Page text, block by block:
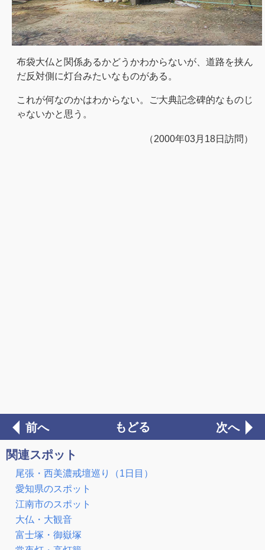
布袋大仏と関係あるかどうかわからないが、道路を挟ん
だ反対側に灯台みたいなものがある。
これが何なのかはわからない。ご大典記念碑的なものじ
ゃないかと思う。
（2000年03月18日訪問）
前へ もどる 次へ
関連スポット
尾張・西美濃戒壇巡り（1日目）
愛知県のスポット
江南市のスポット
大仏・大観音
富士塚・御嶽塚